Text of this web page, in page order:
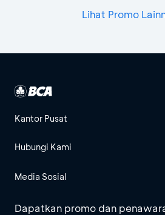
Lihat Promo
Kantor Pusat
Hubungi Kami
Media Sosial
Dapatkan promo dan